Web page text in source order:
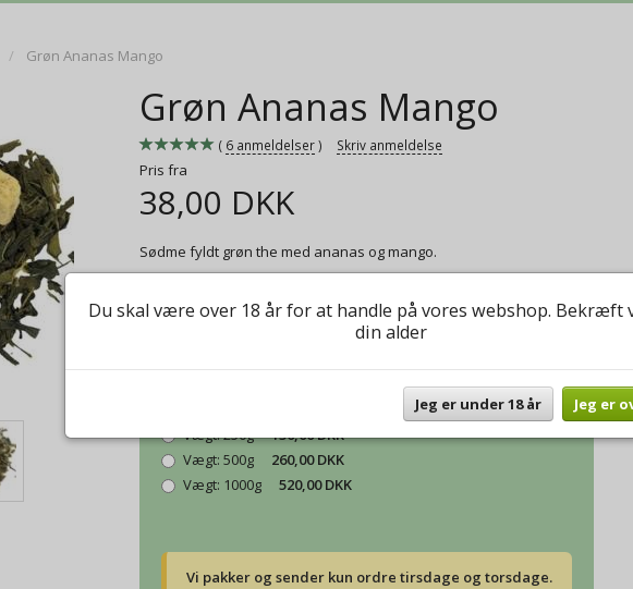
Grøn Ananas Mango
Grøn Ananas Mango
6 anmeldelser Skriv anmeldelse
Pris fra
38,00 DKK
Sødme fyldt grøn the med ananas og mango.
Grøn Ananas Mango
Vægt:250g
130,00 DKK
Vægt: 500g
260,00 DKK
Vægt: 1000g 520,00 DKK
Vi pakker og sender kun ordre tirsdage og torsdage.
Du skal være over 18 år for at handle på vores webshop. Bekræft
din alder
Jeg er under 18 år Jeg er